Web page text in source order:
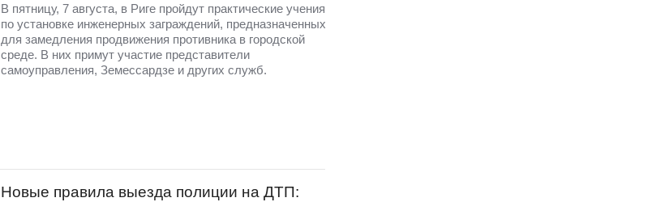
В пятницу, 7 августа, в Риге пройдут практические учения
по установке инженерных заграждений, предназначенных
для замедления продвижения противника в городской
среде. В них примут участие представители
самоуправления, Земессардзе и других служб.
Новые правила выезда полиции на ДТП: